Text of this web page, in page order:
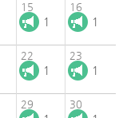
15
1
16
1
22
1
23
1
29 30